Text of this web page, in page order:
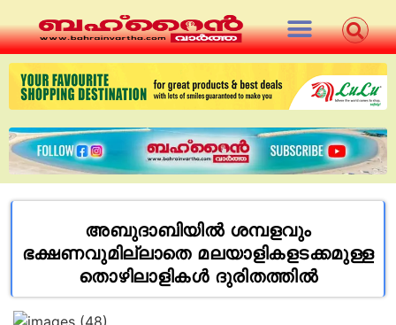
അബുദാബിയിൽ ശമ്പളവും
ഭക്ഷണവുമില്ലാതെ മലയാളികളടക്കമുള്ള
തൊഴിലാളികൾ ദുരിതത്തിൽ